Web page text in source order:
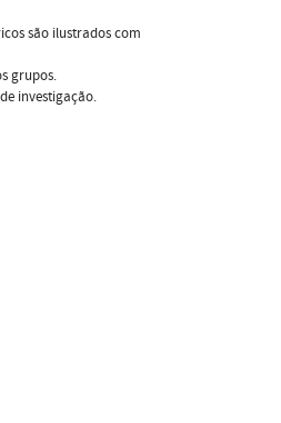
são ilustrados com
grupos.
investigação.